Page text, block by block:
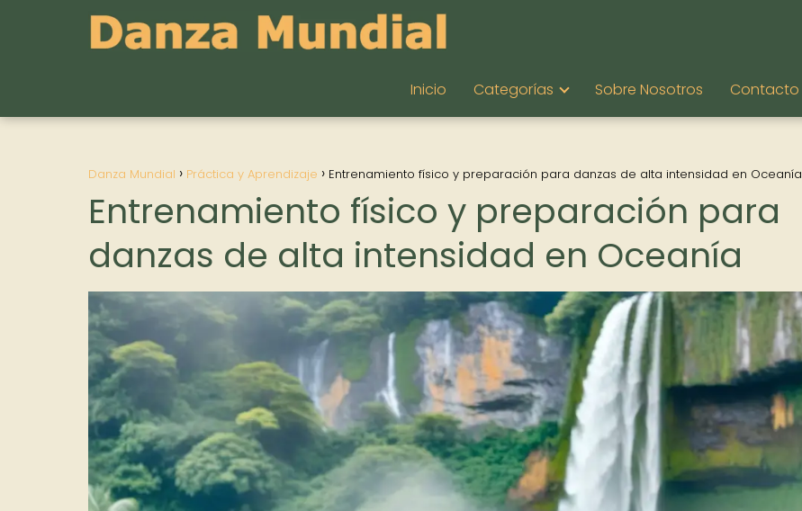
Inicio Categorías Sobre Nosotros Contacto
Danza Mundial Práctica y Aprendizaje Entrenamiento físico y preparación para danzas de alta intensidad en Oceanía
Entrenamiento físico y preparación para
danzas de alta intensidad en Oceanía